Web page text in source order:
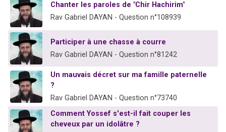
Chanter les paroles de "Chir Hachirim"
Rav Gabriel DAYAN - Question n°108939
Participer à une chasse à courre
Rav Gabriel DAYAN - Question n°81242
Un mauvais décret sur ma famille paternelle
?
Rav Gabriel DAYAN - Question n°73740
Comment Yossef s'est-il fait couper les
cheveux par un idolâtre ?